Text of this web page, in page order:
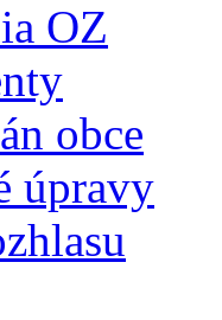
OZ
obce
úpravy